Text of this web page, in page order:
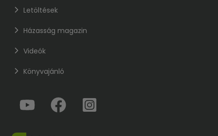
Letöltések
Házasság magazin
Videók
Könyvajánló